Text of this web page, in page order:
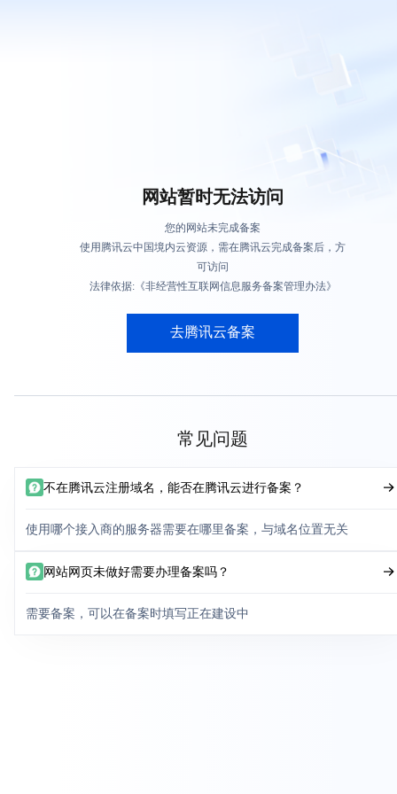
网站暂时无法访问
您的网站未完成备案
使用腾讯云中国境内云资源，需在腾讯云完成备案后，方
可访问
法律依据:《非经营性互联网信息服务备案管理办法》
去腾讯云备案
常见问题
不在腾讯云注册域名，能否在腾讯云进行备案？
使用哪个接入商的服务器需要在哪里备案，与域名位置无关
网站网页未做好需要办理备案吗？
需要备案，可以在备案时填写正在建设中